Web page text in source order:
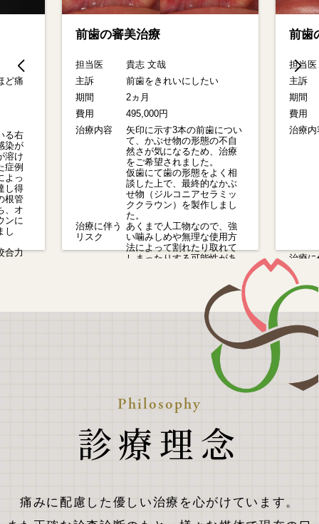
痛
右
が
け
例
っ
得
管
オ
に
力
前歯の審美治療
担当医
貴志 文哉
主訴
前歯をきれいにしたい
期間
2ヵ月
費用
495,000円
治療内容
矢印に示す3本の前歯につい
て、かぶせ物の形態の不自
然さが気になるため、治療
をご希望されました。
仮歯にて歯の形態をよく相
談した上で、最終的なかぶ
せ物（ジルコニアセラミッ
ククラウン）を製作しまし
た。
治療に伴う
リスク
あくまで人工物なので、強
い噛みしめや無理な使用方
法によって割れたり取れて
しまったりする可能性があ
前歯
担当医
主訴
期間
費用
治療内容
治療に
リスク
2025-12-
Philosophy
診療理念
痛みに配慮した優しい治療を心がけています。